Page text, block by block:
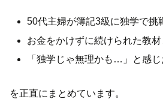
50代主婦が簿記3級に独学で挑
お金をかけずに続けられた教
「独学じゃ無理かも…」と感
を正直にまとめています。